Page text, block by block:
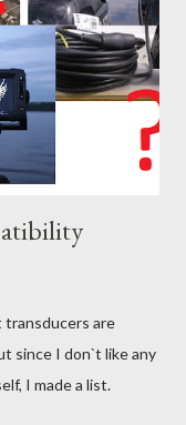
transducers are
since I don`t like any
I made a list.